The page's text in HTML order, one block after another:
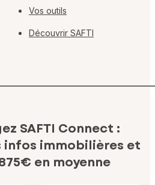
Vos outils
Découvrir SAFTI
SAFTI Connect :
infos immobilières et
en moyenne